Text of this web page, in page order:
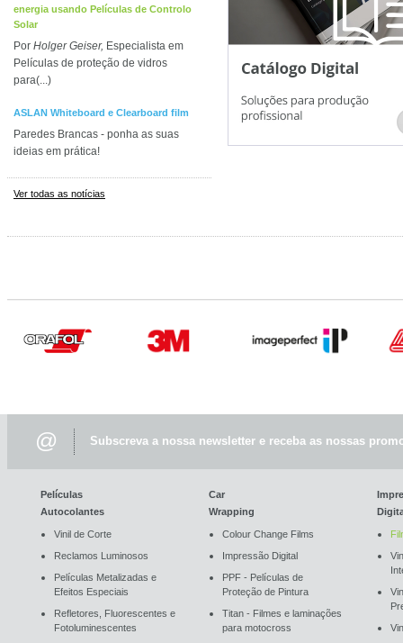
energia usando Películas de Controlo
Solar
Por Holger Geiser, Especialista em
Películas de proteção de vidros
para(...)
ASLAN Whiteboard e Clearboard film
Paredes Brancas - ponha as suas
ideias em prática!
Ver todas as notícias
@ Subscreva a nossa newsletter e receba as nossas
Películas
Autocolantes
Vinil de Corte
Reclamos Luminosos
Películas Metalizadas e
Efeitos Especiais
Refletores, Fluorescentes e
Fotoluminescentes
Car
Wrapping
Colour Change Films
Impressão Digital
PPF - Películas de
Proteção de Pintura
Titan - Filmes e laminações
para motocross